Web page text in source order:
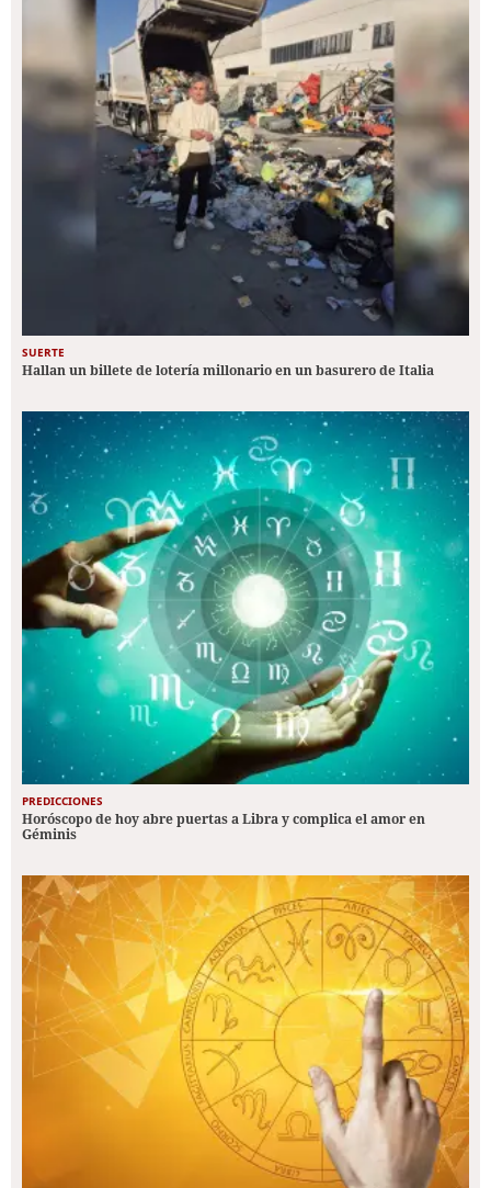
SUERTE
Hallan un billete de lotería millonario en un basurero de Italia
PREDICCIONES
Horóscopo de hoy abre puertas a Libra y complica el amor en
Géminis